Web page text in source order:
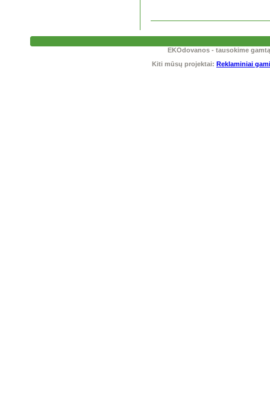
EKOdovanos - tausokime
Kiti mūsų projektai: Reklaminiai